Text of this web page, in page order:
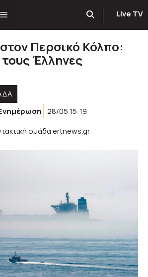
Live TV
Περσικό Κόλπο:
Έλληνες
28/05 15:19
ομάδα ertnews.gr